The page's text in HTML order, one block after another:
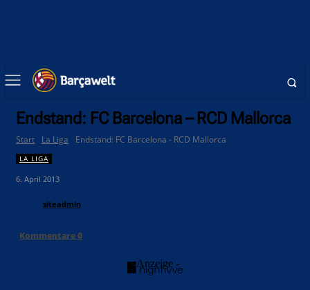
Endstand: FC Barcelona – RCD Mallorca
Start La Liga Endstand: FC Barcelona - RCD Mallorca
LA LIGA
6. April 2013
siteadmin
Kommentare0
- Anzeige -